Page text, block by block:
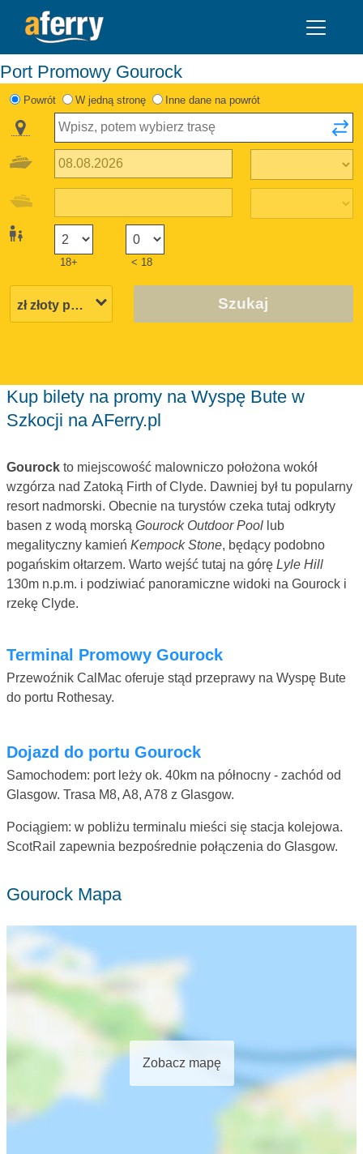
Port Promowy Gourock
Powrót W jedną stronę Inne dane na powrót
18+ < 18
Szukaj
Kup bilety na promy na Wyspę Bute w
Szkocji na AFerry.pl
Gourock to miejscowość malowniczo położona wokół
wzgórza nad Zatoką Firth of Clyde. Dawniej był tu popularny
resort nadmorski. Obecnie na turystów czeka tutaj odkryty
basen z wodą morską Gourock Outdoor Pool lub
megalityczny kamień Kempock Stone, będący podobno
pogańskim ołtarzem. Warto wejść tutaj na górę Lyle Hill
130m n.p.m. i podziwiać panoramiczne widoki na Gourock i
rzekę Clyde.
Terminal Promowy Gourock
Przewoźnik CalMac oferuje stąd przeprawy na Wyspę Bute
do portu Rothesay.
Dojazd do portu Gourock
Samochodem: port leży ok. 40km na północny - zachód od
Glasgow. Trasa M8, A8, A78 z Glasgow.
Pociągiem: w pobliżu terminalu mieści się stacja kolejowa.
ScotRail zapewnia bezpośrednie połączenia do Glasgow.
Gourock Mapa
Zobacz mapę